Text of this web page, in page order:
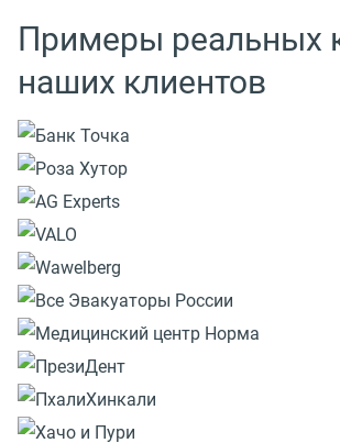
Примеры реальных
наших клиентов